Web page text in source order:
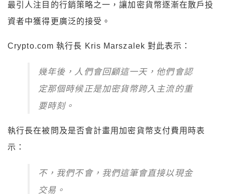
最引人注目的行銷策略之一，讓加密貨幣逐漸在散戶投
資者中獲得更廣泛的接受。
Crypto.com 執行長 Kris Marszalek 對此表示：
幾年後，人們會回顧這一天，他們會認
定那個時候正是加密貨幣跨入主流的重
要時刻。
執行長在被問及是否會計畫用加密貨幣支付費用時表
示：
不，我們不會，我們這筆會直接以現金
交易。